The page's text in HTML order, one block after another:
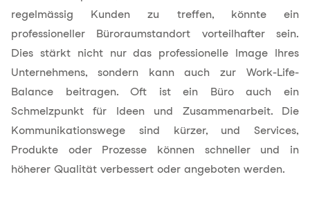
regelmässig Kunden zu treffen, könnte ein
professioneller Büroraumstandort vorteilhafter sein.
Dies stärkt nicht nur das professionelle Image Ihres
Unternehmens, sondern kann auch zur Work-Life-
Balance beitragen. Oft ist ein Büro auch ein
Schmelzpunkt für Ideen und Zusammenarbeit. Die
Kommunikationswege sind kürzer, und Services,
Produkte oder Prozesse können schneller und in
höherer Qualität verbessert oder angeboten werden.